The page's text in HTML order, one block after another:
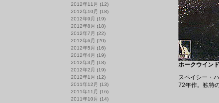
ホークウイン
スペイシー・
72年作。独特
2012年11月 (12)
2012年10月 (18)
2012年9月 (19)
2012年8月 (18)
2012年7月 (22)
2012年6月 (20)
2012年5月 (16)
2012年4月 (19)
2012年3月 (18)
2012年2月 (19)
2012年1月 (12)
2011年12月 (13)
2011年11月 (16)
2011年10月 (14)